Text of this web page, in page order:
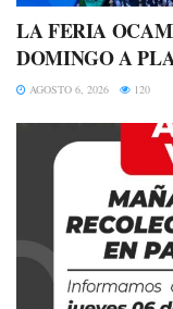
LA FERIA
DOMINGO A
AGOSTO 6, 2026 120